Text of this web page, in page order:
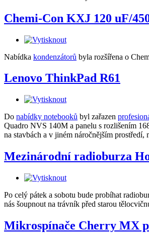
Chemi-Con KXJ 120 uF/
Nabídka kondenzátorů byla rozšířena o
Lenovo ThinkPad R61
Do nabídky notebooků byl zařazen
Quadro NVS 140M a panelu s rozlišením
na stavbách a v jiném náročnějším
Mezinárodní radioburza
Po celý pátek a sobotu bude probíhat
nás šoupnout na trávník před starou
Mikrospínače Cherry MX